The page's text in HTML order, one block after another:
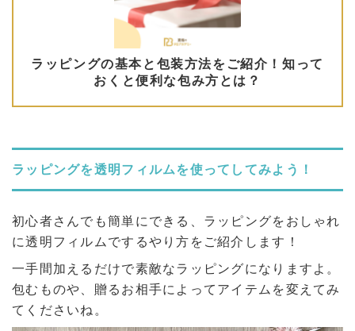
ラッピングを透明フィルムを使ってしてみよう！
初心者さんでも簡単にできる、ラッピングをおしゃれ
に透明フィルムでするやり方をご紹介します！
一手間加えるだけで素敵なラッピングになりますよ。
包むものや、贈るお相手によってアイテムを変えてみ
てくださいね。